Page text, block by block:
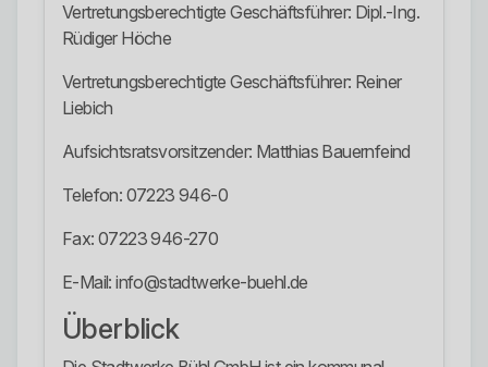
Vertretungsberechtigte Geschäftsführer: Dipl.-Ing.
Rüdiger Höche
Vertretungsberechtigte Geschäftsführer: Reiner
Liebich
Aufsichtsratsvorsitzender: Matthias Bauernfeind
Telefon: 07223 946-0
Fax: 07223 946-270
E-Mail: info@stadtwerke-buehl.de
Überblick